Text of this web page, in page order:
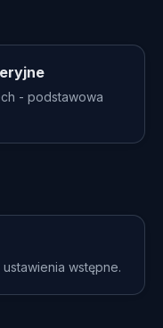
- podstawowa
wstępne.